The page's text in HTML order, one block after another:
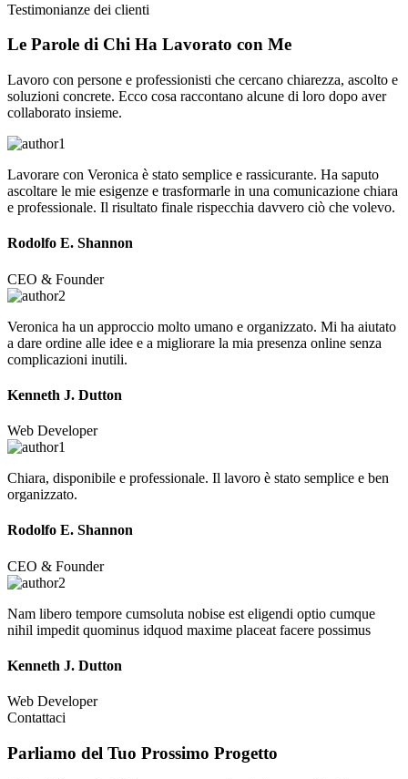
Testimonianze dei clienti
Le Parole di Chi Ha Lavorato con Me
Lavoro con persone e professionisti che cercano chiarezza, ascolto e
soluzioni concrete. Ecco cosa raccontano alcune di loro dopo aver
collaborato insieme.
Lavorare con Veronica è stato semplice e rassicurante. Ha saputo
ascoltare le mie esigenze e trasformarle in una comunicazione chiara
e professionale. Il risultato finale rispecchia davvero ciò che volevo.
Rodolfo E. Shannon
CEO & Founder
Veronica ha un approccio molto umano e organizzato. Mi ha aiutato
a dare ordine alle idee e a migliorare la mia presenza online senza
complicazioni inutili.
Kenneth J. Dutton
Web Developer
Chiara, disponibile e professionale. Il lavoro è stato semplice e ben
organizzato.
Rodolfo E. Shannon
CEO & Founder
Nam libero tempore cumsoluta nobise est eligendi optio cumque
nihil impedit quominus idquod maxime placeat facere possimus
Kenneth J. Dutton
Web Developer
Contattaci
Parliamo del Tuo Prossimo Progetto